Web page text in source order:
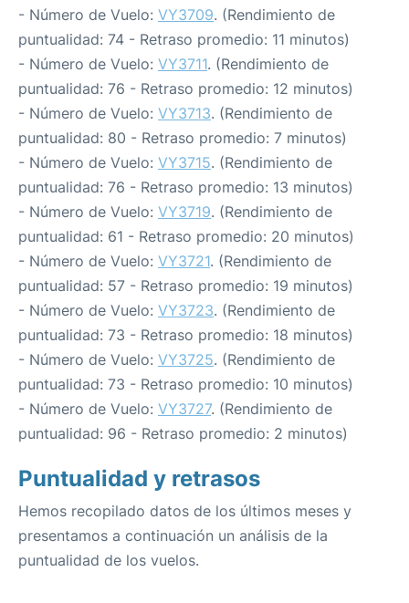
- Número de Vuelo: VY3709. (Rendimiento de
puntualidad: 74 - Retraso promedio: 11 minutos)
- Número de Vuelo: VY3711. (Rendimiento de
puntualidad: 76 - Retraso promedio: 12 minutos)
- Número de Vuelo: VY3713. (Rendimiento de
puntualidad: 80 - Retraso promedio: 7 minutos)
- Número de Vuelo: VY3715. (Rendimiento de
puntualidad: 76 - Retraso promedio: 13 minutos)
- Número de Vuelo: VY3719. (Rendimiento de
puntualidad: 61 - Retraso promedio: 20 minutos)
- Número de Vuelo: VY3721. (Rendimiento de
puntualidad: 57 - Retraso promedio: 19 minutos)
- Número de Vuelo: VY3723. (Rendimiento de
puntualidad: 73 - Retraso promedio: 18 minutos)
- Número de Vuelo: VY3725. (Rendimiento de
puntualidad: 73 - Retraso promedio: 10 minutos)
- Número de Vuelo: VY3727. (Rendimiento de
puntualidad: 96 - Retraso promedio: 2 minutos)
Puntualidad y retrasos
Hemos recopilado datos de los últimos meses y
presentamos a continuación un análisis de la
puntualidad de los vuelos.